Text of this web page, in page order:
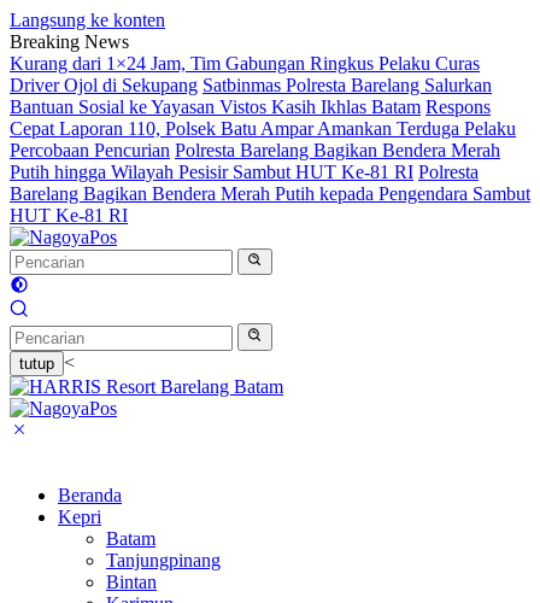
Langsung ke konten
Breaking News
Kurang dari 1×24 Jam, Tim Gabungan Ringkus Pelaku Curas
Driver Ojol di Sekupang Satbinmas Polresta Barelang Salurkan
Bantuan Sosial ke Yayasan Vistos Kasih Ikhlas Batam Respons
Cepat Laporan 110, Polsek Batu Ampar Amankan Terduga Pelaku
Percobaan Pencurian Polresta Barelang Bagikan Bendera Merah
Putih hingga Wilayah Pesisir Sambut HUT Ke-81 RI Polresta
Barelang Bagikan Bendera Merah Putih kepada Pengendara Sambut
HUT Ke-81 RI
tutup <
Beranda
Kepri
Batam
Tanjungpinang
Bintan